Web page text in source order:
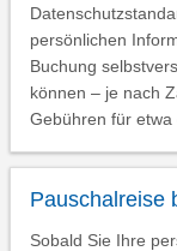
persönlichen
Buchung
können – je nach
Gebühren für etwa
Pauschalreise
Sobald Sie Ihre